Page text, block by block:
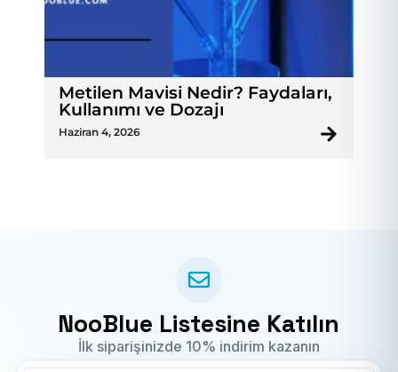
Metilen Mavisi Nedir? Faydaları,
Kullanımı ve Dozajı
Haziran 4, 2026
NooBlue Listesine Katılın
İlk siparişinizde 10% indirim kazanın